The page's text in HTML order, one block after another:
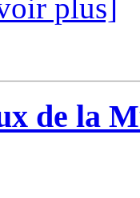
plus]
de la